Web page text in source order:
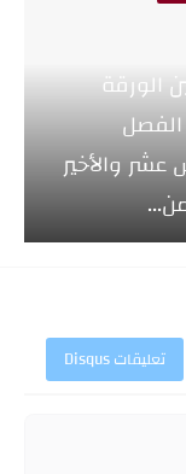
الورقة
والأخير
تعليقات Disqus